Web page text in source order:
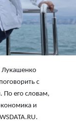
Лукашенко
с
его словам,
и